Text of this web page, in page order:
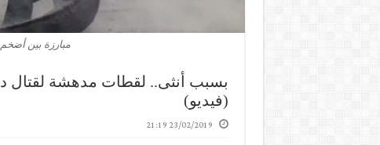
مبارزة بين أضخم
بسبب أنثى.. لقطات مدهشة لقتال
(فيديو)
23/02/2019 21:19